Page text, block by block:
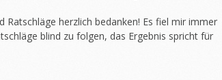
herzlich bedanken! Es fiel mir immer
blind zu folgen, das Ergebnis spricht für